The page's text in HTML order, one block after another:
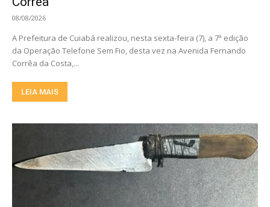
08/08/2026
A Prefeitura de Cuiabá realizou, nesta sexta-feira (7), a 7ª edição
da Operação Telefone Sem Fio, desta vez na Avenida Fernando
Corrêa da Costa,...
LEIA MAIS